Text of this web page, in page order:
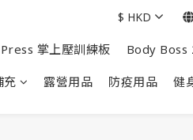
掌上壓訓練板 Body Boss
充 露營用品 防疫用品 健
$ HKD